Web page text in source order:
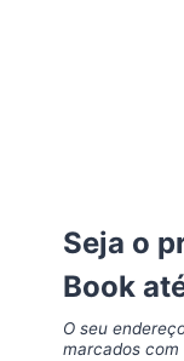
Seja o
Book
O seu
marcados com